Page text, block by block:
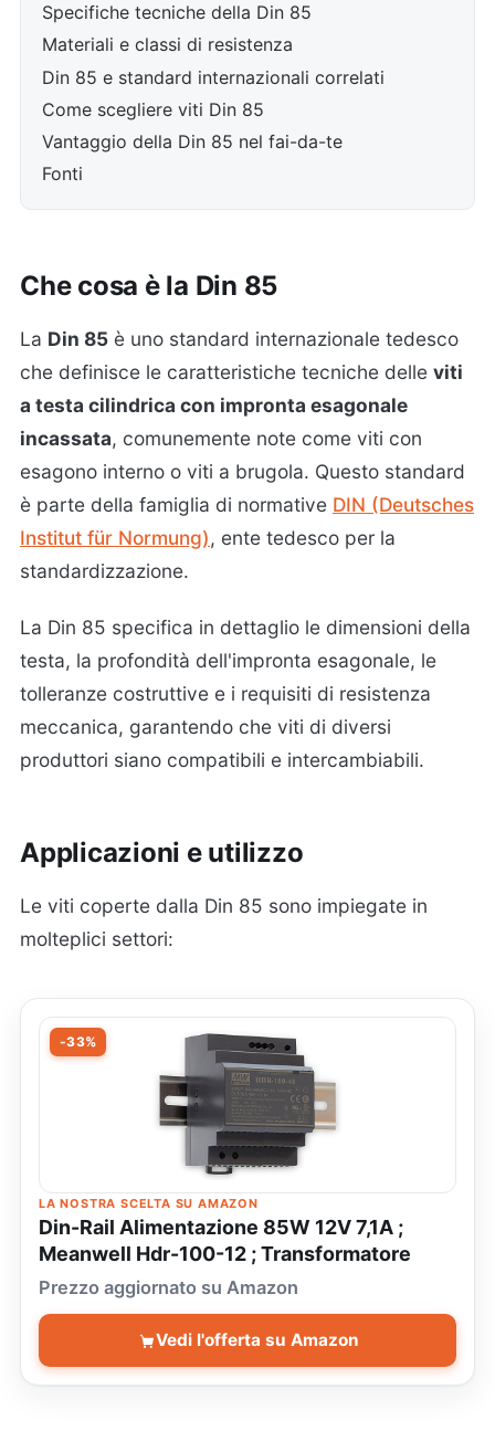
Specifiche tecniche della Din 85
Materiali e classi di resistenza
Din 85 e standard internazionali correlati
Come scegliere viti Din 85
Vantaggio della Din 85 nel fai-da-te
Fonti
Che cosa è la Din 85
La Din 85 è uno standard internazionale tedesco
che definisce le caratteristiche tecniche delle viti
a testa cilindrica con impronta esagonale
incassata, comunemente note come viti con
esagono interno o viti a brugola. Questo standard
è parte della famiglia di normative DIN (Deutsches
Institut für Normung), ente tedesco per la
standardizzazione.
La Din 85 specifica in dettaglio le dimensioni della
testa, la profondità dell'impronta esagonale, le
tolleranze costruttive e i requisiti di resistenza
meccanica, garantendo che viti di diversi
produttori siano compatibili e intercambiabili.
Applicazioni e utilizzo
Le viti coperte dalla Din 85 sono impiegate in
molteplici settori:
-33%
LA NOSTRA SCELTA SU AMAZON
Din-Rail Alimentazione 85W 12V 7,1A ;
Meanwell Hdr-100-12 ; Transformatore
Prezzo aggiornato su Amazon
Vedi l'offerta su Amazon